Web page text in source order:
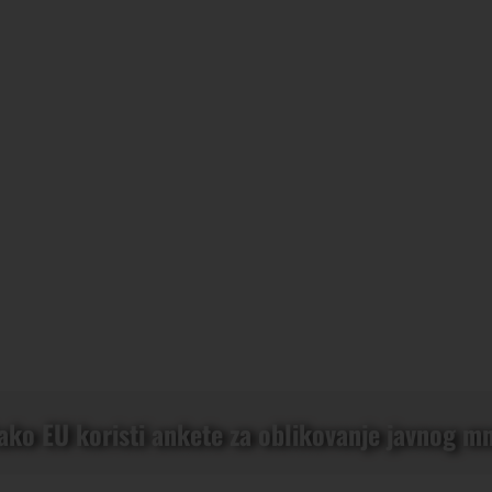
EU koristi ankete za oblikovanje javnog